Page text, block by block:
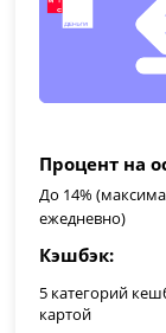
Процент на
До 14%
ежедневно)
Кэшбэк
5 категорий
картой